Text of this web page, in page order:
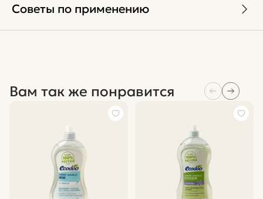
Советы по применению
Вам так же понравится